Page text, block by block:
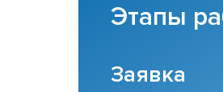
Этапы
Заявка